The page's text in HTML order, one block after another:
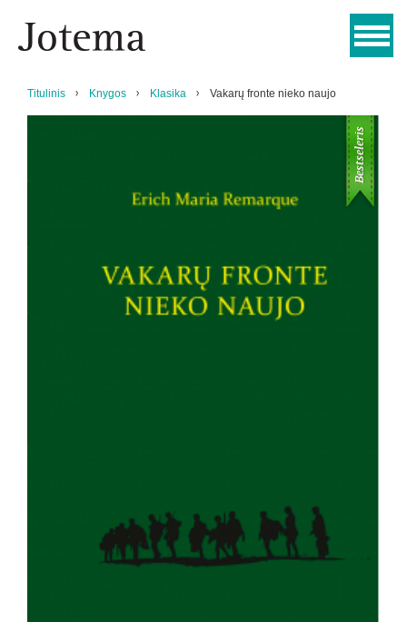
Titulinis Knygos Klasika Vakarų fronte nieko naujo
Bestseleris